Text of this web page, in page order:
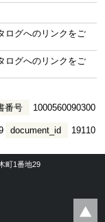
ログへのリンクをご
ログへのリンクをご
番号 1000560090300
document_id 19110
町1番地29